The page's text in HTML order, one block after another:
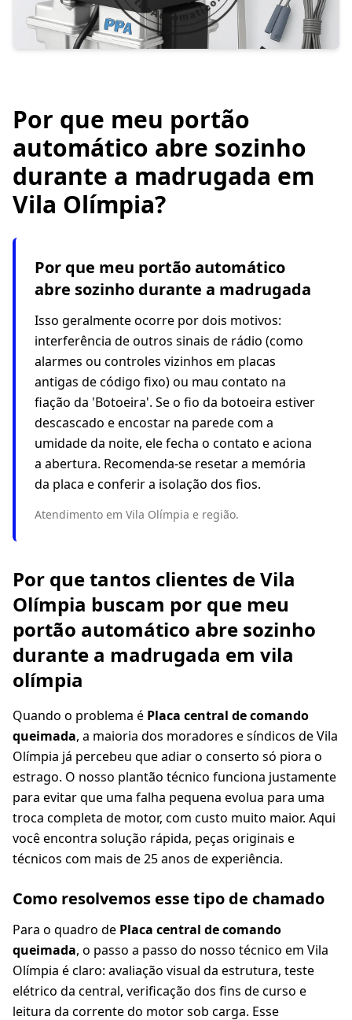
Por que meu portão
automático abre sozinho
durante a madrugada em
Vila Olímpia?
Por que meu portão automático
abre sozinho durante a madrugada
Isso geralmente ocorre por dois motivos:
interferência de outros sinais de rádio (como
alarmes ou controles vizinhos em placas
antigas de código fixo) ou mau contato na
fiação da 'Botoeira'. Se o fio da botoeira estiver
descascado e encostar na parede com a
umidade da noite, ele fecha o contato e aciona
a abertura. Recomenda-se resetar a memória
da placa e conferir a isolação dos fios.
Atendimento em Vila Olímpia e região.
Por que tantos clientes de Vila
Olímpia buscam por que meu
portão automático abre sozinho
durante a madrugada em vila
olímpia
Quando o problema é Placa central de comando
queimada, a maioria dos moradores e síndicos de Vila
Olímpia já percebeu que adiar o conserto só piora o
estrago. O nosso plantão técnico funciona justamente
para evitar que uma falha pequena evolua para uma
troca completa de motor, com custo muito maior. Aqui
você encontra solução rápida, peças originais e
técnicos com mais de 25 anos de experiência.
Como resolvemos esse tipo de chamado
Para o quadro de Placa central de comando
queimada, o passo a passo do nosso técnico em Vila
Olímpia é claro: avaliação visual da estrutura, teste
elétrico da central, verificação dos fins de curso e
leitura da corrente do motor sob carga. Esse